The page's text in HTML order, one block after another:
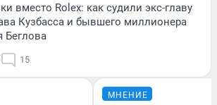
вместо Rolex: как судили экс-главу
Кузбасса и бывшего миллионера
Беглова
15
МНЕНИЕ